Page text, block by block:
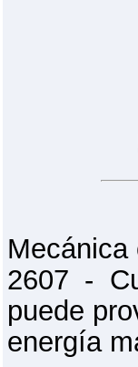
Mecánica
2607 -
puede
energía